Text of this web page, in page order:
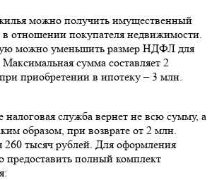
можно получить имущественный
в отношении покупателя недвижимости.
можно уменьшить размер НДФЛ для
сумма составляет 2
приобретении в ипотеку – 3 млн.
налоговая служба вернет не всю сумму, а
образом, при возврате от 2 млн.
260 тысяч рублей. Для оформления
предоставить полный комплект